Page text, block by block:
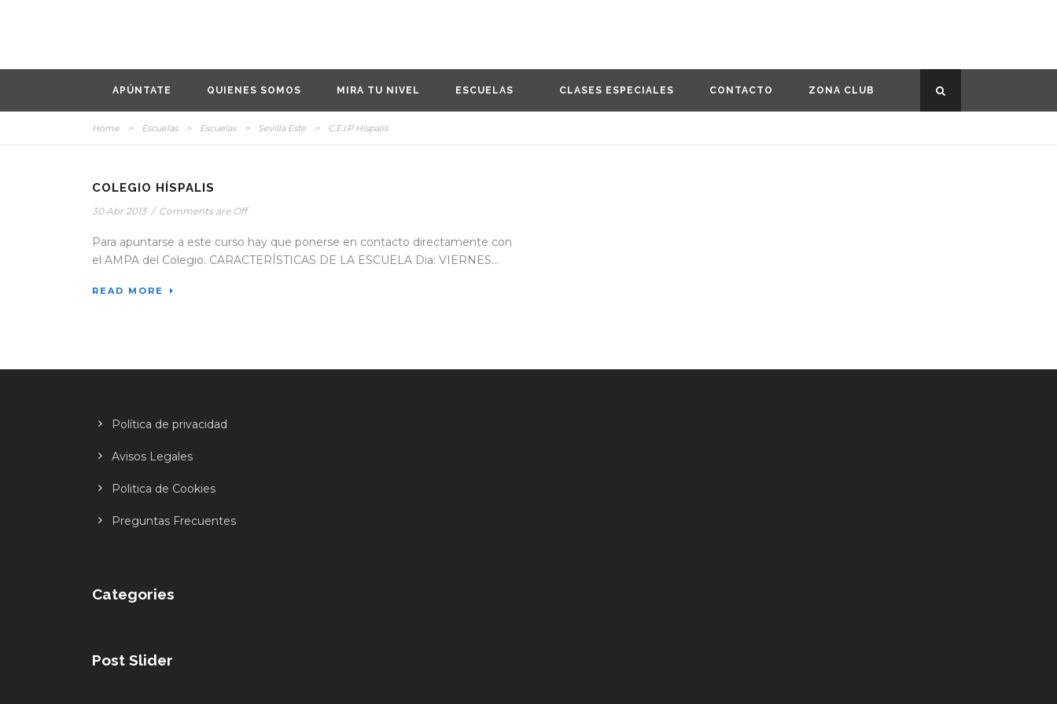
APÚNTATE QUIENES SOMOS MIRA TU NIVEL ESCUELAS CLASES ESPECIALES CONTACTO ZONA CLUB
Home > Escuelas > Escuelas > Sevilla Este > C.E.I.P Híspalis
COLEGIO HÍSPALIS
30 Abr 2013 / Comments are Off
Para apuntarse a este curso hay que ponerse en contacto directamente con
el AMPA del Colegio. CARACTERÍSTICAS DE LA ESCUELA Dia: VIERNES...
READ MORE
Política de privacidad
Avisos Legales
Politica de Cookies
Preguntas Frecuentes
Categories
Post Slider